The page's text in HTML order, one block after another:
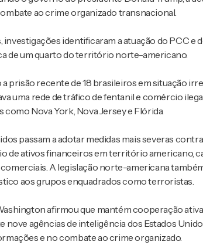
ao crime organizado transnacional.
identificaram a atuação do PCC e
de um quarto do território norte-americano.
prisão recente de 18 brasileiros em situação
uma rede de tráfico de fentanil e comércio
Nova York, Nova Jersey e Flórida.
passam a adotar medidas mais severas
de ativos financeiros em território americano,
A legislação norte-americana
aos grupos enquadrados como terroristas.
afirmou que mantém cooperação
nove agências de inteligência dos Estados
e no combate ao crime organizado.